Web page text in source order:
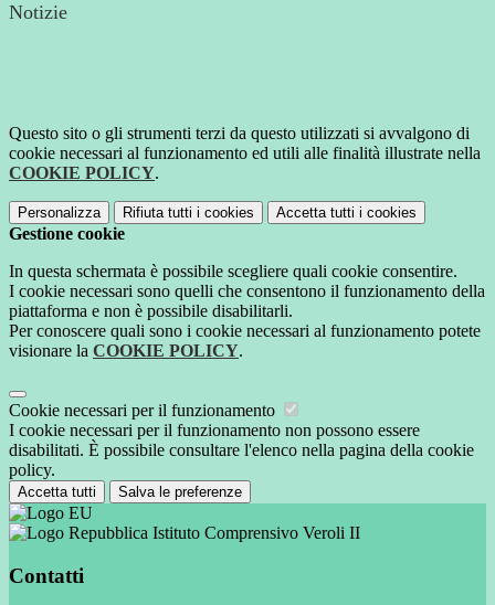
Notizie
Questo sito o gli strumenti terzi da questo utilizzati si avvalgono di
cookie necessari al funzionamento ed utili alle finalità illustrate nella
COOKIE POLICY.
Personalizza Rifiuta tutti i cookies Accetta tutti i cookies
Gestione cookie
In questa schermata è possibile scegliere quali cookie consentire.
I cookie necessari sono quelli che consentono il funzionamento della
piattaforma e non è possibile disabilitarli.
Per conoscere quali sono i cookie necessari al funzionamento potete
visionare la COOKIE POLICY.
Cookie necessari per il funzionamento
I cookie necessari per il funzionamento non possono essere
disabilitati. È possibile consultare l'elenco nella pagina della cookie
policy.
Accetta tutti Salva le preferenze
Istituto Comprensivo Veroli II
Contatti